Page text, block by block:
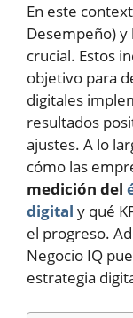
En este
Desempeño) y
crucial. Estos
objetivo para
digitales
resultados
ajustes. A lo
cómo las
medición del
digital y qué
el progreso.
Negocio IQ
estrategia